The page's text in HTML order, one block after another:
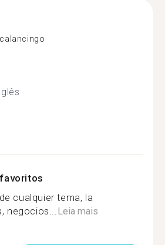
cualquier tema, la
negocios... Leia mais